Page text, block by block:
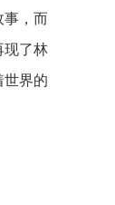
，而
现了林
世界的